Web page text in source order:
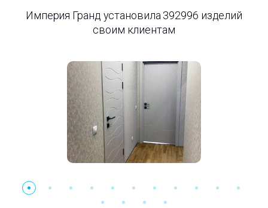
Империя Гранд установила 392996 изделий
своим клиентам